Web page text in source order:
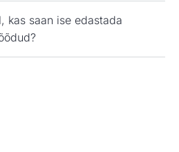
kas saan ise edastada